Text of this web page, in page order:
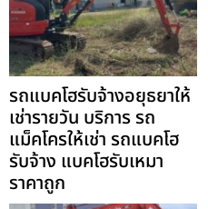
รถแบคโฮรับจ้างอยุธยาให้
เช่ารายวัน บริการ รถ
แม็คโครให้เช่า รถแบคโฮ
รับจ้าง แบคโฮรับเหมา
ราคาถูก